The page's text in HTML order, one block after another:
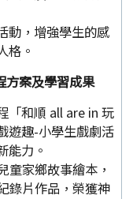
動，增強學生的感
格。
方案及學習成果
「和順 all are in 玩
遊趣-小學生戲劇活
能力。
童家鄉故事繪本，
錄片作品，榮獲神